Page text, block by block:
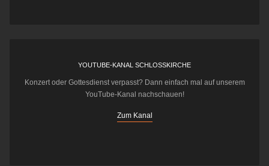
YOUTUBE-KANAL SCHLOSSKIRCHE
Konzert oder Gottesdienst verpasst? Dann einfach mal auf unserem
YouTube-Kanal nachschauen!
Zum Kanal